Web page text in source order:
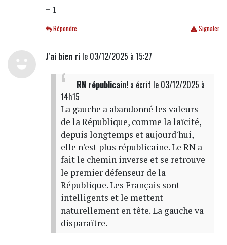
+ 1
Signaler
Répondre
J'ai bien rile 03/12/2025 à 15:27
RN républicain!a écrit le 03/12/2025 à
14h15
La gauche a abandonné les valeurs
de la République, comme la laïcité,
depuis longtemps et aujourd'hui,
elle n'est plus républicaine. Le RN a
fait le chemin inverse et se retrouve
le premier défenseur de la
République. Les Français sont
intelligents et le mettent
naturellement en tête. La gauche va
disparaïtre.